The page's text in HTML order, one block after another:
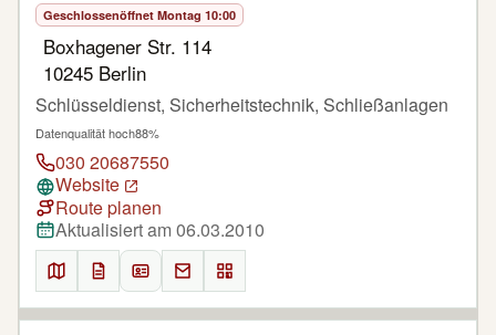
Geschlossenöffnet Montag 10:00
Boxhagener Str. 114
10245 Berlin
Schlüsseldienst, Sicherheitstechnik, Schließanlagen
Datenqualität hoch88%
030 20687550
Website
Route planen
Aktualisiert am 06.03.2010